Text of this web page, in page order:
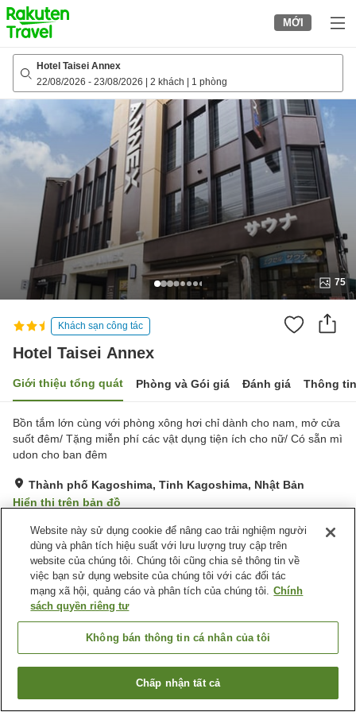
to
top
page
MỚI
Hotel Taisei Annex
22/08/2026 - 23/08/2026 2 khách 1 phòng
75
Khách sạn công tác
Hotel Taisei Annex
Giới thiệu tổng quát Phòng và Gói giá Đánh giá Thông
Bồn tắm lớn cùng với phòng xông hơi chỉ dành cho nam, mở cửa
suốt đêm/ Tặng miễn phí các vật dụng tiện ích cho nữ/ Có sẵn mì
udon cho ban đêm
Thành phố Kagoshima, Tỉnh Kagoshima, Nhật Bản
Hiển thị trên bản đồ
Rất tốt Đánh giá:910 lượt
Tiện nghi chỗ nghỉ
Bãi đỗ xe
Xông hơi
Spa / Salon
Trang chủ Nhật Bản Tỉnh Kagoshima
Thành phố Kagoshima
Hotel Taisei Annex
Tìm phòng trống
Website này sử dụng cookie để nâng cao trải nghiệm người
dùng và phân tích hiệu suất với lưu lượng truy cập trên
website của chúng tôi. Chúng tôi cũng chia sẻ thông tin về
việc bạn sử dụng website của chúng tôi với các đối tác
mạng xã hội, quảng cáo và phân tích của chúng tôi. Chính
sách quyền riêng tư
Không bán thông tin cá nhân của tôi
Chấp nhận tất cả